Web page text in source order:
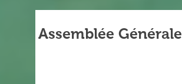
Assemblée Générale